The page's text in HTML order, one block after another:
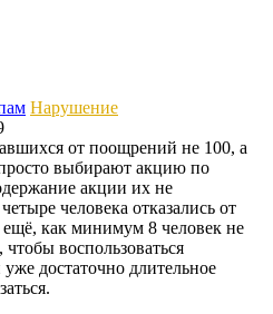
Нарушение
от поощрений не 100, а
выбирают акцию по
акции их не
человека отказались от
как минимум 8 человек не
воспользоваться
достаточно длительное